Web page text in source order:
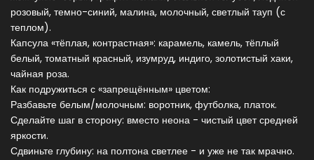
розовый, темно-синий, малина, молочный, светлый тауп (с
теплом).
Капсула «тёплая, контрастная»: карамель, камель, тёплый
белый, томатный красный, изумруд, индиго, золотистый хаки,
чайная роза.
Как подружиться с «запрещённым» цветом:
Разбавьте белым/молочным: воротник, футболка, платок.
Сделайте шаг в сторону: вместо неона - чистый цвет средней
яркости.
Сдвиньте глубину: на полтона светлее - и уже не так мрачно.